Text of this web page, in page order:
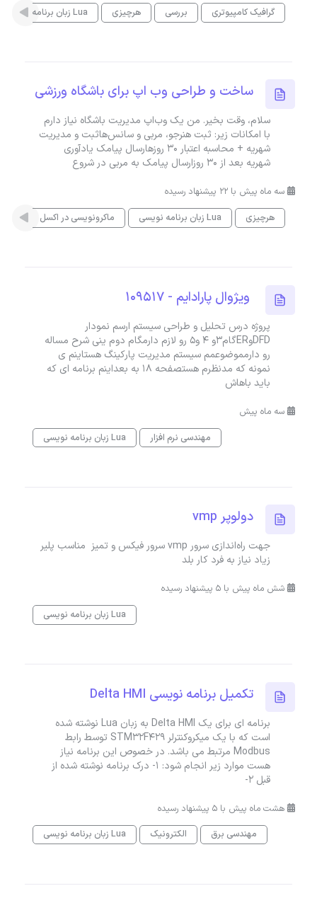
گرافیک کامپیوتری بررسی هرچیزی زبان برنامه نویسی Lua
ساخت و طراحی وب اپ برای باشگاه ورزشی
سلام، وقت بخیر. من یک وب‌اپ مدیریت باشگاه نیاز دارم
با امکانات زیر: ثبت هنرجو، مربی و سانس‌هاثبت و مدیریت
شهریه + محاسبه اعتبار ۳۰ روزهارسال پیامک یادآوری
شهریه بعد از ۳۰ روزارسال پیامک به مربی در شروع
سه ماه پیش با 22 پیشنهاد رسیده
هرچیزی
زبان برنامه نویسی Lua ماکرونویسی در اکسل
ویژوال پارادایم - 109517
پروژه درس تحلیل و طراحی سیستم ارسم نمودار
DFDوERگام۳و ۴ و۵ رو لازم دارمگام دوم ینی شرح مساله
رو دارمموضوعمم سیستم مدیریت پارکینگ هستاینم ی
نمونه که مدنظرم هستصفحه ۱۸ به بعداینم برنامه ای که
باید باهاش
سه ماه پیش
مهندسی نرم افزار
زبان برنامه نویسی Lua
دولوپر vmp
جهت راه‌اندازی سرور vmp سرور فیکس و تمیز مناسب پلیر
زیاد نیاز به فرد کار بلد
شش ماه پیش با 5 پیشنهاد رسیده
زبان برنامه نویسی Lua
تکمیل برنامه نویسی Delta HMI
برنامه ای برای یک Delta HMI به زبان Lua نوشته شده
است که با یک میکروکنترلر STM32F429 توسط رابط
Modbus مرتبط می باشد. در خصوص این برنامه نیاز
هست موارد زیر انجام شود: 1- درک برنامه نوشته شده از
قبل 2-
هشت ماه پیش با 5 پیشنهاد رسیده
مهندسی برق
الکترونیک زبان برنامه نویسی Lua